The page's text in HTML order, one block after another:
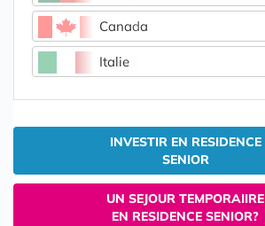
Canada
Italie
INVESTIR EN RESIDENCE
SENIOR
UN SEJOUR TEMPORAIIRE
EN RESIDENCE SENIOR?